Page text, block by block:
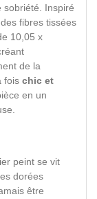
sobriété. Inspiré
fibres tissées
10,05 x
de la
fois chic et
en un
peint se vit
dorées
être